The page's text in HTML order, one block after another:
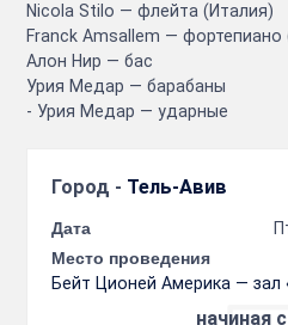
Nicola Stilo — флейта (Италия)
Franck Amsallem —
Алон Нир — бас
Урия Медар — барабаны
- Урия Медар — ударные
Город - Тель-Авив
Дата
Место проведения
Бейт Ционей Америка — зал
начиная